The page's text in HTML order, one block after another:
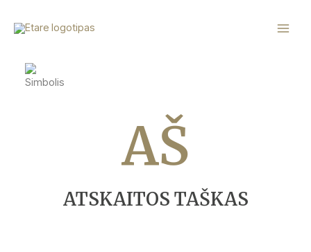
prie
Menu
AŠ
ATSKAITOS TAŠKAS